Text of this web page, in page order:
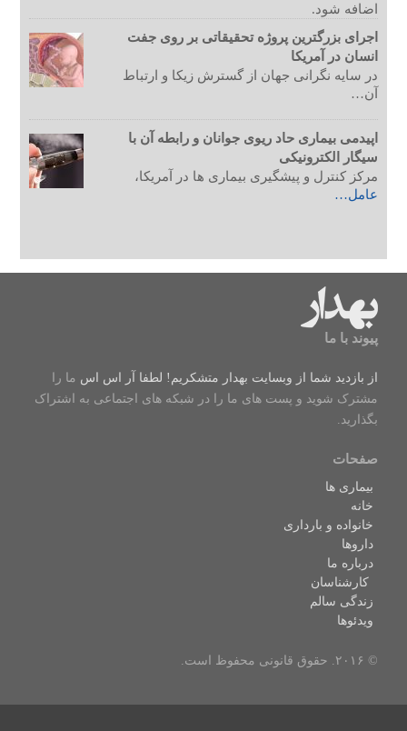
اضافه شود.
اجرای بزرگترین پروژه تحقیقاتی بر روی جفت
انسان در آمریکا
در سایه نگرانی جهان از گسترش زیکا و ارتباط
آن…
اپیدمی بیماری حاد ریوی جوانان و رابطه آن با
سیگار الکترونیکی
مرکز کنترل و پیشگیری بیماری ها در آمریکا،
عامل…
پیوند با ما
از بازدید شما از وبسایت بهدار متشکریم! لطفا آر اس اس ما را
مشترک شوید و پست های ما را در شبکه های اجتماعی به اشتراک
بگذارید.
صفحات
بیماری ها
خانه
خانواده و بارداری
داروها
درباره ما
کارشناسان
زندگی سالم
ویدئوها
© ۲۰۱۶. حقوق قانونی محفوظ است.